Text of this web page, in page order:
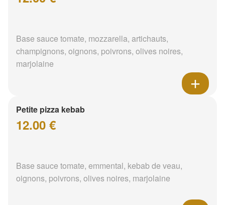
Base sauce tomate, mozzarella, artichauts,
champignons, oignons, poivrons, olives noires,
marjolaine
Petite pizza kebab
12.00 €
Base sauce tomate, emmental, kebab de veau,
oignons, poivrons, olives noires, marjolaine